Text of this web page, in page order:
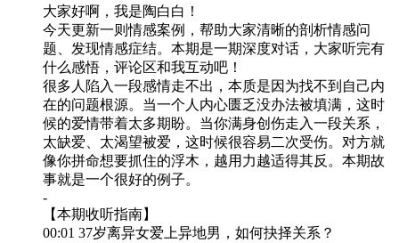
大家好啊，我是陶白白！
今天更新一则情感案例，帮助大家清晰的剖析情感问
题、发现情感症结。本期是一期深度对话，大家听完有
什么感悟，评论区和我互动吧！
很多人陷入一段感情走不出，本质是因为找不到自己内
在的问题根源。当一个人内心匮乏没办法被填满，这时
候的爱情带着太多期盼。当你满身创伤走入一段关系，
太缺爱、太渴望被爱，这时候很容易二次受伤。对方就
像你拼命想要抓住的浮木，越用力越适得其反。本期故
事就是一个很好的例子。
-
【本期收听指南】
00:01 37岁离异女爱上异地男，如何抉择关系？